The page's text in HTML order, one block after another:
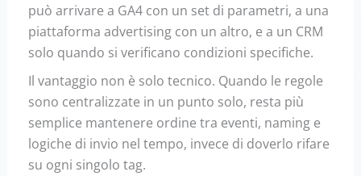
può arrivare a GA4 con un set di parametri, a una
piattaforma advertising con un altro, e a un CRM
solo quando si verificano condizioni specifiche.
Il vantaggio non è solo tecnico. Quando le regole
sono centralizzate in un punto solo, resta più
semplice mantenere ordine tra eventi, naming e
logiche di invio nel tempo, invece di doverlo rifare
su ogni singolo tag.